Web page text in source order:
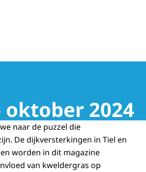
oktober 2024
naar de puzzel die
De dijkversterkingen in Tiel en
worden in dit magazine
van kweldergras op